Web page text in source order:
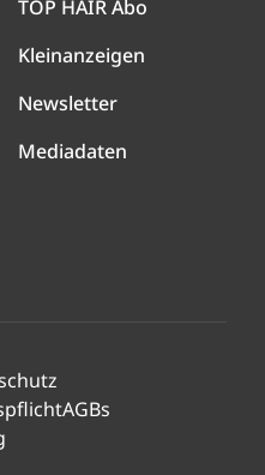
TOP HAIR Abo
Kleinanzeigen
Newsletter
Mediadaten
AGBs